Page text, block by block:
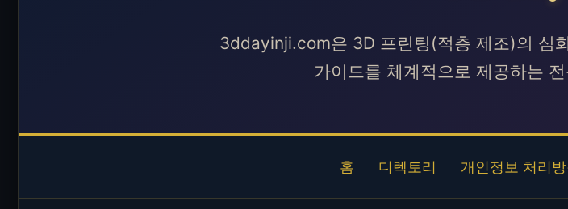
3ddayinji.com은 3D 프린팅(적층 제조)의 심
가이드를 체계적으로 제공하는
홈 디렉토리 개인정보 처리